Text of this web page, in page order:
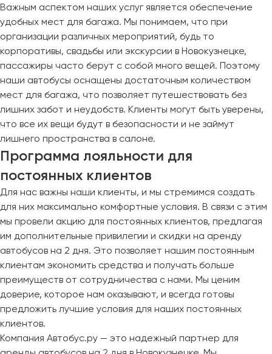
Важным аспектом наших услуг является обеспечение
удобных мест для багажа. Мы понимаем, что при
организации различных мероприятий, будь то
корпоративы, свадьбы или экскурсии в Новокузнецке,
пассажиры часто берут с собой много вещей. Поэтому
наши автобусы оснащены достаточным количеством
мест для багажа, что позволяет путешествовать без
лишних забот и неудобств. Клиенты могут быть уверены,
что все их вещи будут в безопасности и не займут
лишнего пространства в салоне.
Программа лояльности для
постоянных клиентов
Для нас важны наши клиенты, и мы стремимся создать
для них максимально комфортные условия. В связи с этим
мы провели акцию для постоянных клиентов, предлагая
им дополнительные привилегии и скидки на аренду
автобусов на 2 дня. Это позволяет нашим постоянным
клиентам экономить средства и получать больше
преимуществ от сотрудничества с нами. Мы ценим
доверие, которое нам оказывают, и всегда готовы
предложить лучшие условия для наших постоянных
клиентов.
Компания Автобус.ру — это надежный партнер для